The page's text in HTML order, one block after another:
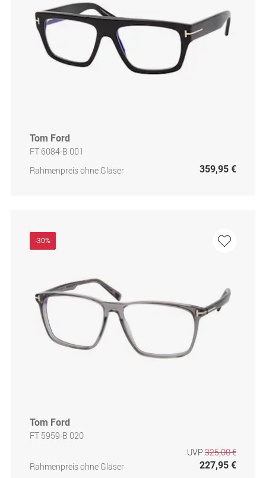
Tom Ford
FT 6084-B 001
Rahmenpreis ohne Gläser
359,95 €
-30%
Tom Ford
FT 5959-B 020
Rahmenpreis ohne Gläser
UVP 325,00 €
227,95 €